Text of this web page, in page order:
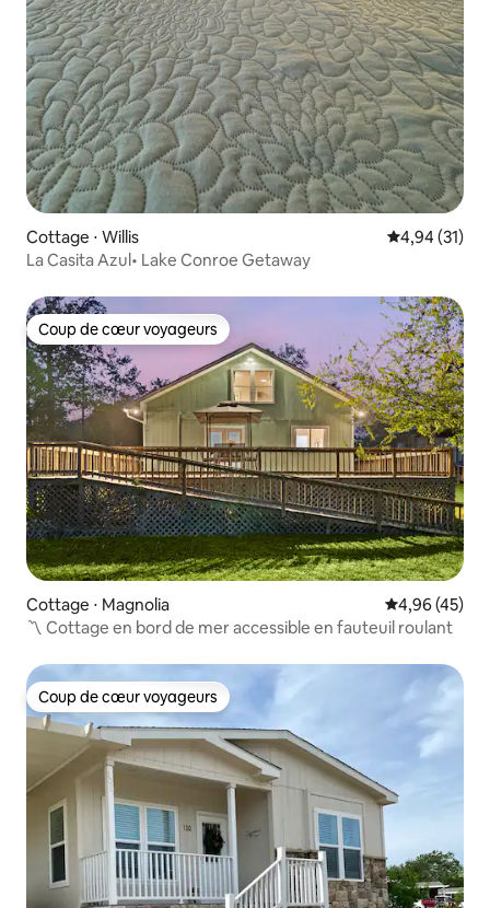
Cottage ⋅ Willis Évaluation
4,94 (31)
La Casita Azul• Lake Conroe Getaway
Coup de cœur voyageurs
Coup de cœur voyageurs
Cottage ⋅ Magnolia Évaluation
4,96 (45)
〽️ Cottage en bord de mer accessible en fauteuil roulant
Coup de cœur voyageurs
Coup de cœur voyageurs